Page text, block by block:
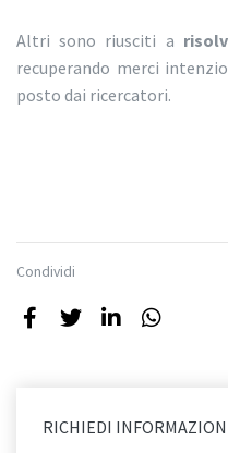
Altri sono riusciti a
recuperando merci
posto dai ricercatori.
Condividi
RICHIEDI